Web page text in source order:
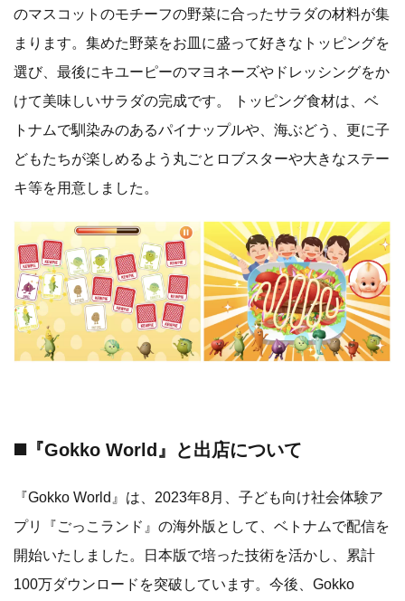
のマスコットのモチーフの野菜に合ったサラダの材料が集
まります。集めた野菜をお皿に盛って好きなトッピングを
選び、最後にキユーピーのマヨネーズやドレッシングをか
けて美味しいサラダの完成です。 トッピング食材は、ベ
トナムで馴染みのあるパイナップルや、海ぶどう、更に子
どもたちが楽しめるよう丸ごとロブスターや大きなステー
キ等を用意しました。
◼️『Gokko World』と出店について
『Gokko World』は、2023年8月、子ども向け社会体験ア
プリ『ごっこランド』の海外版として、ベトナムで配信を
開始いたしました。日本版で培った技術を活かし、累計
100万ダウンロードを突破しています。今後、Gokko